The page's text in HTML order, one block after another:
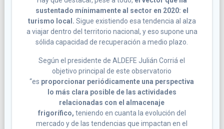
sustentado mínimamente al sector en 2020: el
turismo local. Sigue existiendo esa tendencia al alza
a viajar dentro del territorio nacional, y eso supone una
sólida capacidad de recuperación a medio plazo.
Según el presidente de ALDEFE Julián Corriá el
objetivo principal de este observatorio
“es proporcionar periódicamente una perspectiva
lo más clara posible de las actividades
relacionadas con el almacenaje
frigorífico, teniendo en cuanta la evolución del
mercado y de las tendencias que impactan en el